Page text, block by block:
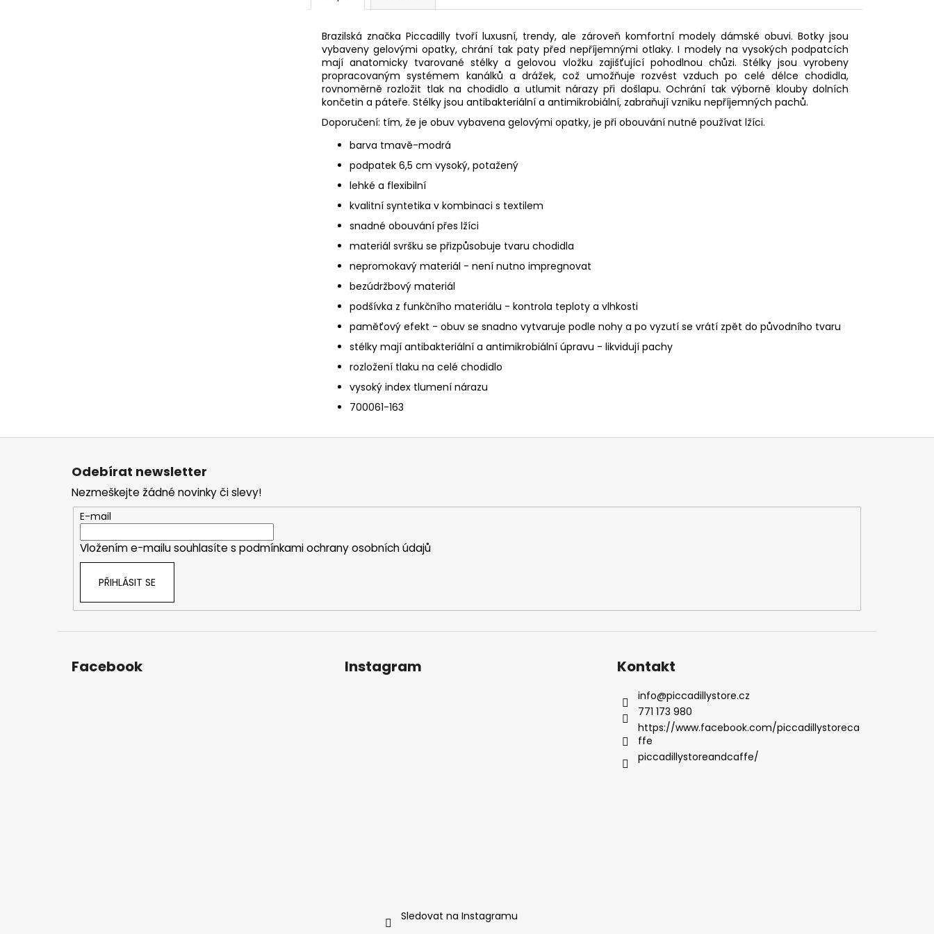
Brazilská značka Piccadilly tvoří luxusní, trendy, ale zároveň komfortní modely dámské obuvi. Botky jsou
vybaveny gelovými opatky, chrání tak paty před nepříjemnými otlaky.I modely na vysokých podpatcích
mají anatomicky tvarované stélky a gelovou vložku zajišťující pohodlnou chůzi. Stélky jsou vyrobeny
propracovaným systémem kanálků a drážek, což umožňuje rozvést vzduch po celé délce chodidla,
rovnoměrně rozložit tlak na chodidlo a utlumit nárazy při došlapu. Ochrání takvýborně klouby dolních
končetin a páteře. Stélky jsou antibakteriální a antimikrobiální, zabraňují vzniku nepříjemných pachů.
Doporučení: tím, že je obuv vybavena gelovými opatky, je při obouvání nutné používat lžíci.
barva tmavě-modrá
podpatek 6,5 cm vysoký, potažený
lehké a flexibilní
kvalitní syntetika v kombinaci s textilem
snadné obouvání přes lžíci
materiál svršku se přizpůsobuje tvaru chodidla
nepromokavý materiál - není nutno impregnovat
bezúdržbový materiál
podšívka z funkčního materiálu - kontrola teploty a vlhkosti
paměťový efekt - obuv se snadno vytvaruje podle nohy a po vyzutí se vrátí zpět do původního tvaru
stélky mají antibakteriální a antimikrobiální úpravu - likvidují pachy
rozložení tlaku na celé chodidlo
vysoký index tlumení nárazu
700061-163
Z
Odebírat newsletter
Nezmeškejte žádné novinky či slevy!
E-mail
Vložením e-mailu souhlasíte s podmínkami ochrany osobních údajů
PŘIHLÁSIT SE
Facebook Instagram
Sledovat na Instagramu
Kontakt
info@piccadillystore.cz
771 173 980
https://www.facebook.com/piccadillystoreca
ffe
piccadillystoreandcaffe/